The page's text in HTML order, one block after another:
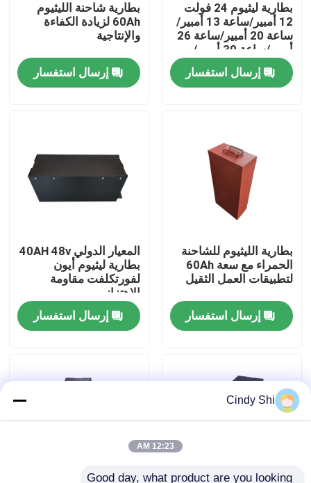
بيت
معلومات عنا
جولة في المعمل
رقابة جودة
اطلب اقتباس
بطارية ليثيوم أيون رافعة شوكية كهربائية
بطارية شاحنة البليت
بطارية ليثيوم 24 فولت
12 أمبير/ساعة 13 أمبير/
ساعة 20 أمبير/ساعة 26
أمبير/ساعة 30 أمبير/
ساعة مصممة خصيصًا
للكراسي المتحركة
الكهربائية
إرسال استفسار
بطارية شاحنة الليثيوم
60Ah لزيادة الكفاءة
والإنتاجية
إرسال استفسار
بطارية الليثيوم للشاحنة
الحمراء مع سعة 60Ah
لتطبيقات العمل الثقيل
إرسال استفسار
المعيار الدولي 40AH 48v
بطارية ليثيوم أيون
لفورتكلفت مقاومة
الاهتزاز
إرسال استفسار
Cindy Shi
12:23 AM
Good day, what product are you looking